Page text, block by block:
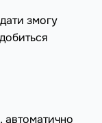
змогу
автоматично